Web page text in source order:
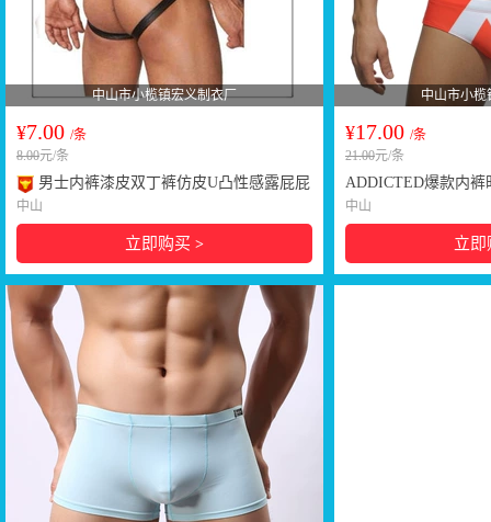
中山市小榄镇宏义制衣厂
¥7.00 /条
8.00元/条
男士内裤漆皮双丁裤仿皮U凸性感露屁屁
T裤男士丁裤情趣内衣批发
中山
立即购买 >
中山市小榄
¥17.00 /条
21.00元/条
ADDICTED爆款内裤
U凸三角ADD印花泳
中山
立